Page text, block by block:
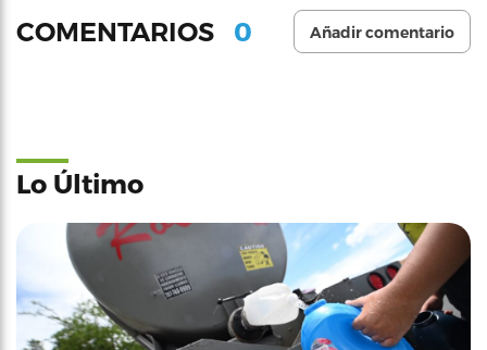
COMENTARIOS 0 Añadir comentario
Lo Último